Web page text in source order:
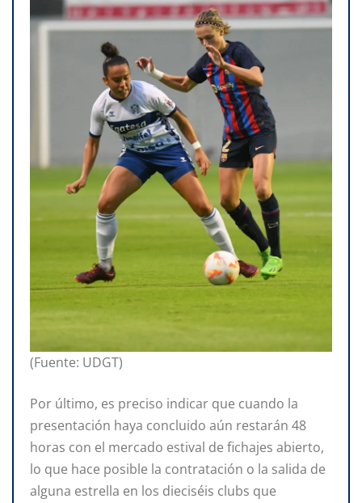
(Fuente: UDGT)
Por último, es preciso indicar que cuando la
presentación haya concluido aún restarán 48
horas con el mercado estival de fichajes abierto,
lo que hace posible la contratación o la salida de
alguna estrella en los dieciséis clubs que